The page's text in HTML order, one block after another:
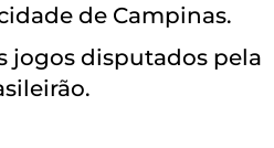
de Campinas.
jogos disputados pela